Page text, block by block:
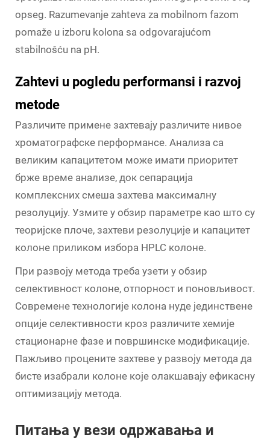
opseg. Razumevanje zahteva za mobilnom fazom
pomaže u izboru kolona sa odgovarajućom
stabilnošću na pH.
Zahtevi u pogledu performansi i razvoj
metode
Различите примене захтевају различите нивое
хроматографске перформансе. Анализа са
великим капацитетом може имати приоритет
брже време анализе, док сепарација
комплексних смеша захтева максималну
резолуцију. Узмите у обзир параметре као што су
теоријске плоче, захтеви резолуције и капацитет
колоне приликом избора HPLC колоне.
При развоју метода треба узети у обзир
селективност колоне, отпорност и поновљивост.
Современе технологије колона нуде јединствене
опције селективности кроз различите хемије
стационарне фазе и површинске модификације.
Пажљиво процените захтеве у развоју метода да
бисте изабрали колоне које олакшавају ефикасну
оптимизацију метода.
Питања у вези одржавања и